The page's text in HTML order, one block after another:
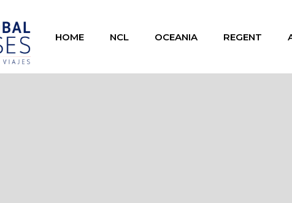
HOME NCL OCEANIA REGENT